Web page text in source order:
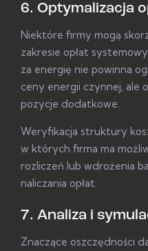
6. Optymalizacja
Niektóre firmy mogą
zakresie opłat
za energię nie powinna
ceny energii czynnej, ale
pozycje dodatkowe.
Weryfikacja struktury
w których firma ma
rozliczeń lub wdrożenia
naliczania opłat.
7. Analiza i
Znaczące oszczędności